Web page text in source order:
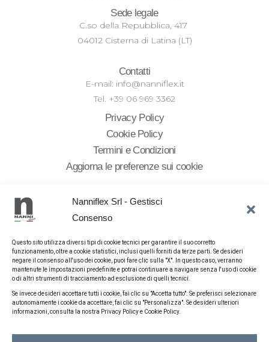
Nanniflex Srl - Gestisci
Consenso
Questo sito utilizza diversi tipi di cookie tecnici per garantire il suo corretto
funzionamento, oltre a cookie statistici, inclusi quelli forniti da terze parti. Se desideri
negare il consenso all'uso dei cookie, puoi fare clic sulla "X". In questo caso, verranno
mantenute le impostazioni predefinite e potrai continuare a navigare senza l'uso di cookie
o di altri strumenti di tracciamento ad esclusione di quelli tecnici.
Se invece desideri accettare tutti i cookie, fai clic su "Accetta tutto". Se preferisci selezionare
autonomamente i cookie da accettare, fai clic su "Personalizza". Se desideri ulteriori
informazioni, consulta la nostra Privacy Policy e Cookie Policy.
Sede legale
C.so della Repubblica, 417
04012 Cisterna di Latina (LT)
Contatti
E-mail: info@nanniflex.it
Tel. +39 06 969 3362
Privacy Policy
Cookie Policy
Termini e Condizioni
Aggiorna le preferenze sui cookie
Ai sensi dell’art. 1, comma 125-bis, della Legge 4 agosto 2017, n.
sono state ricevute le seguenti sovvenzioni, contributi, incarichi
retribuiti e comunque vantaggi economici di qualunque
genere da pubbliche amministrazioni, oltre a quelle risultanti
dal Registro Nazionale degli Aiuti di Stato, consultabili al
Contributo Decreto Rilancio art. 25 del decreto-legge 19
maggio 2020 euro 11.943,00